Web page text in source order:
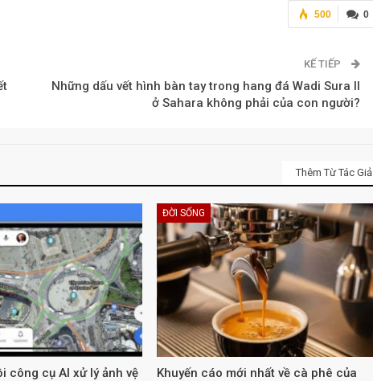
0
500
KẾ TIẾP
Những dấu vết hình bàn tay trong hang đá Wadi Sura II
ở Sahara không phải của con người?
Thêm Từ Tác Giả
công cụ AI xử lý ảnh vệ
ĐỜI SỐNG
Khuyến cáo mới nhất về cà phê của